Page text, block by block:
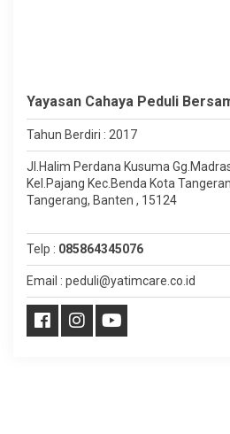
Yayasan Cahaya Peduli
Tahun Berdiri : 2017
Jl.Halim Perdana Kusuma
Kel.Pajang Kec.Benda Kota
Tangerang, Banten , 15124
Telp : 085864345076
Email : peduli@yatimcare.co.id